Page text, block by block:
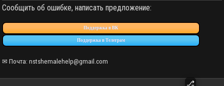
Сообщить об ошибке, написать предложение:
Поддержка в ВК
Поддержка в Телеграм
✉ Почта: nstshemalehelp@gmail.com
⎇